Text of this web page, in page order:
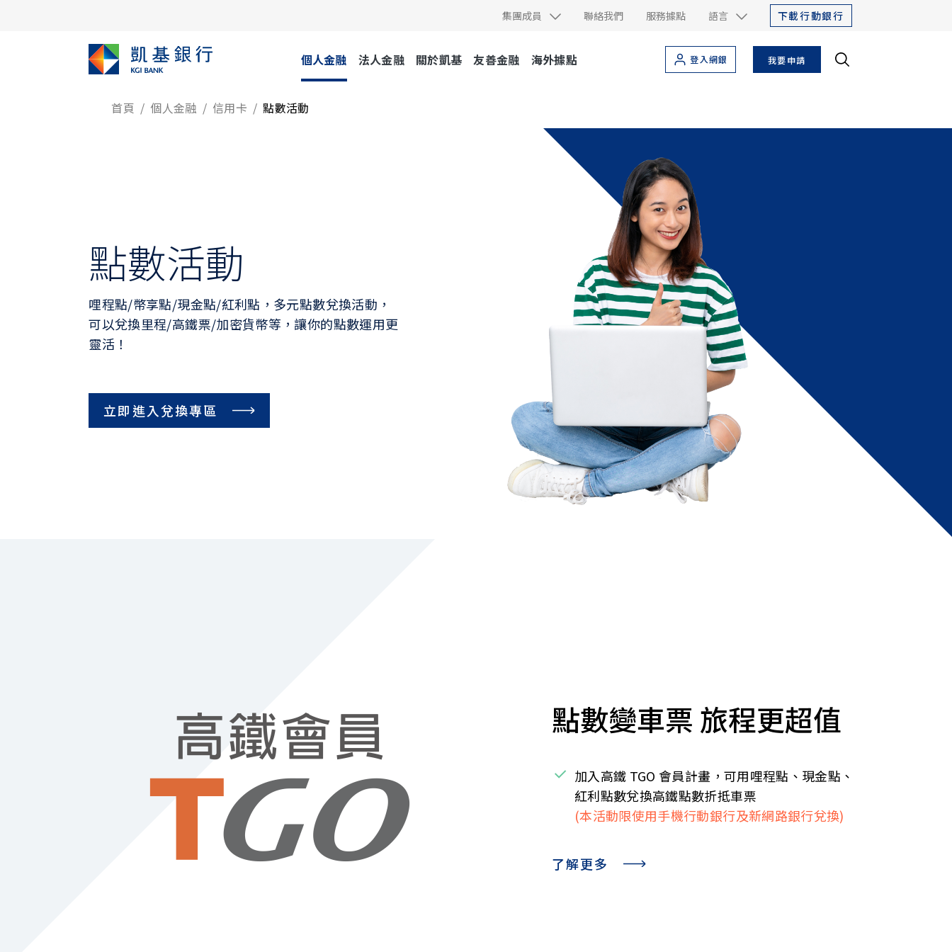
集團成員 聯絡我們 服務據點 語言 下載行動銀行
個人金融 法人金融 關於凱基 友善金融 海外據點 登入網銀 我要申請
首頁 個人金融 信用卡 點數活動
點數活動
哩程點/幣享點/現金點/紅利點，多元點數兌換活動，
可以兌換里程/高鐵票/加密貨幣等，讓你的點數運用更
靈活！
立即進入兌換專區
點數變車票 旅程更超值
加入高鐵 TGO 會員計畫，可用哩程點、現金點、
紅利點數兌換高鐵點數折抵車票
(本活動限使用手機行動銀行及新網路銀行兌換)
了解更多